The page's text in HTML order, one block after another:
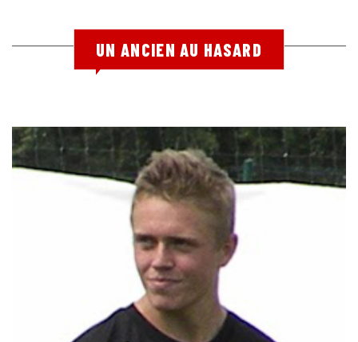
UN ANCIEN AU HASARD